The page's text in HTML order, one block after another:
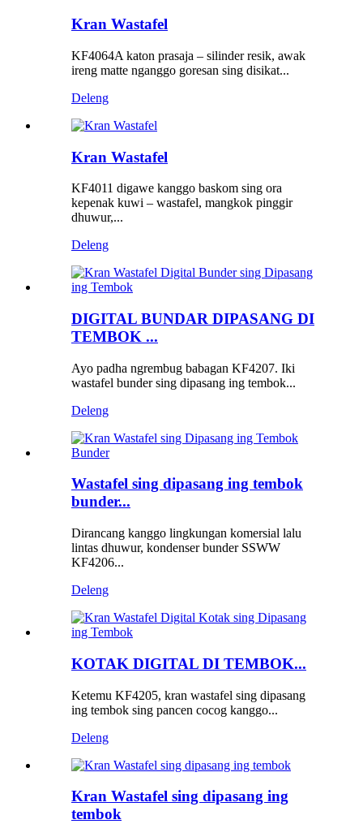
Kran Wastafel
KF4064A katon prasaja – silinder resik, awak
ireng matte nganggo goresan sing disikat...
Deleng
Kran Wastafel
KF4011 digawe kanggo baskom sing ora
kepenak kuwi – wastafel, mangkok pinggir
dhuwur,...
Deleng
DIGITAL BUNDAR DIPASANG DI
TEMBOK ...
Ayo padha ngrembug babagan KF4207. Iki
wastafel bunder sing dipasang ing tembok...
Deleng
Wastafel sing dipasang ing tembok
bunder...
Dirancang kanggo lingkungan komersial lalu
lintas dhuwur, kondenser bunder SSWW
KF4206...
Deleng
KOTAK DIGITAL DI TEMBOK...
Ketemu KF4205, kran wastafel sing dipasang
ing tembok sing pancen cocog kanggo...
Deleng
Kran Wastafel sing dipasang ing
tembok